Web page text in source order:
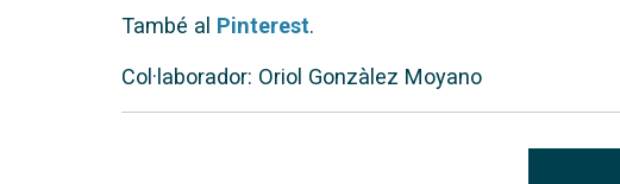
També al Pinterest.
Col·laborador: Oriol Gonzàlez Moyano